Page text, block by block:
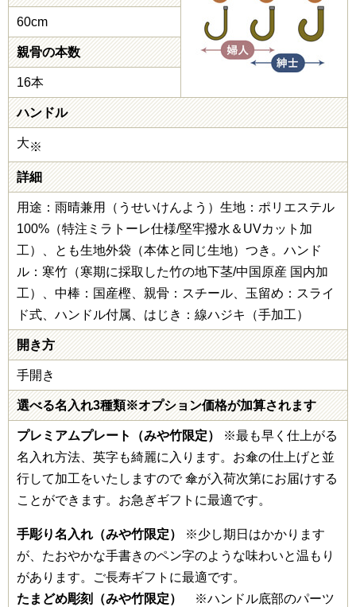
60cm
親骨の本数
16本
ハンドル
大※
詳細
用途：雨晴兼用（うせいけんよう）生地：ポリエステル
100%（特注ミラトーレ仕様/堅牢撥水＆UVカット加
工）、とも生地外袋（本体と同じ生地）つき。ハンド
ル：寒竹（寒期に採取した竹の地下茎/中国原産 国内加
工）、中棒：国産樫、親骨：スチール、玉留め：スライ
ド式、ハンドル付属、はじき：線ハジキ（手加工）
開き方
手開き
選べる名入れ3種類※オプション価格が加算されます
プレミアムプレート（みや竹限定）
※最も早く仕上がる
名入れ方法、英字も綺麗に入ります。お傘の仕上げと並
行して加工をいたしますので 傘が入荷次第にお届けする
ことができます。お急ぎギフトに最適です。
手彫り名入れ（みや竹限定）
※少し期日はかかります
が、たおやかな手書きのペン字のような味わいと温もり
があります。ご長寿ギフトに最適です。
たまどめ彫刻（みや竹限定）
※ハンドル底部のパーツ